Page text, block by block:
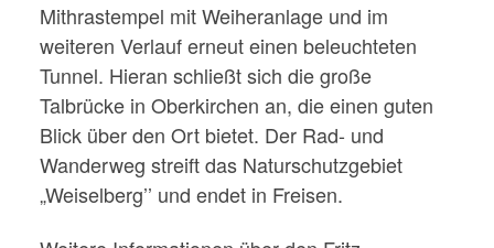
Mithrastempel mit Weiheranlage und im
weiteren Verlauf erneut einen beleuchteten
Tunnel. Hieran schließt sich die große
Talbrücke in Oberkirchen an, die einen guten
Blick über den Ort bietet. Der Rad- und
Wanderweg streift das Naturschutzgebiet
„Weiselberg’’ und endet in Freisen.